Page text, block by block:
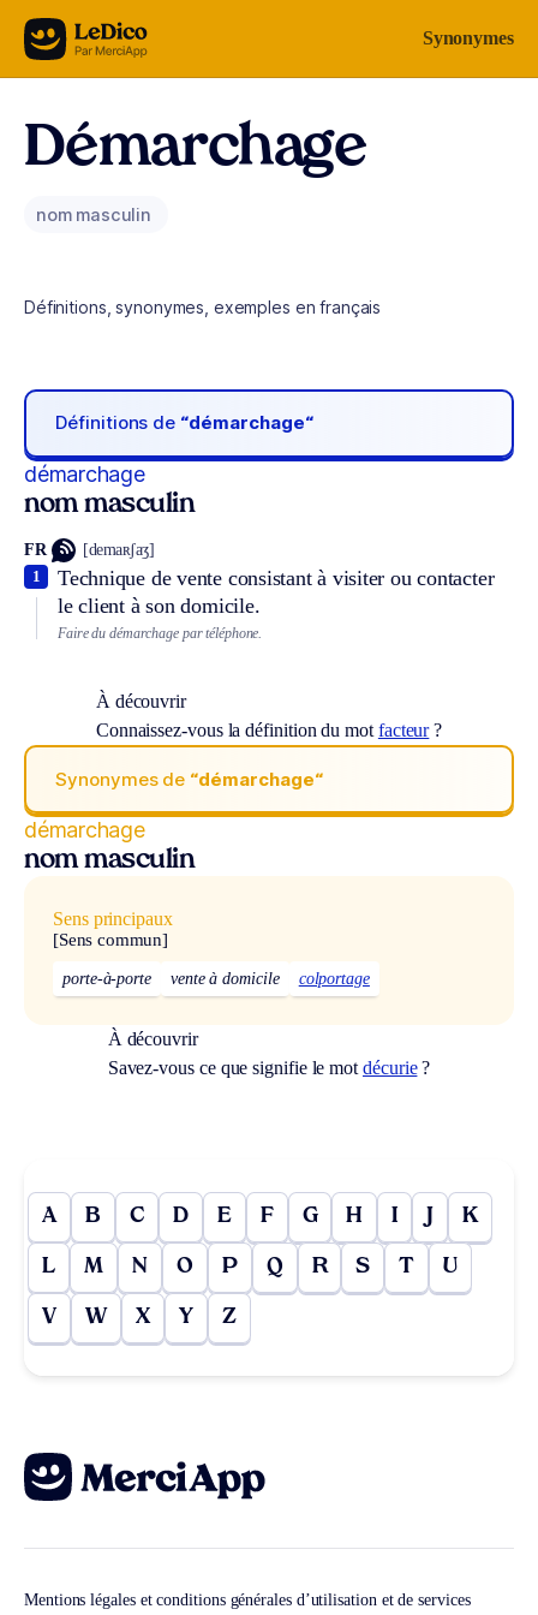
Aller au contenu Synonymes
Démarchage
nom masculin
Définitions, synonymes, exemples en français
Définitions de “démarchage“
démarchage
nom masculin
FR [demaʀʃaʒ]
Technique de vente consistant à visiter ou contacter
le client à son domicile.
1
Faire du démarchage par téléphone.
À découvrir
Connaissez-vous la définition du mot facteur?
Synonymes de “démarchage“
démarchage
nom masculin
Sens principaux
[Sens commun]
porte-à-porte vente à domicile colportage
À découvrir
Savez-vous ce que signifie le mot décurie?
A B C D E F G H I J K
L M N O P Q R S T U
V W X Y Z
Mentions légales et conditions générales d’utilisation et de services